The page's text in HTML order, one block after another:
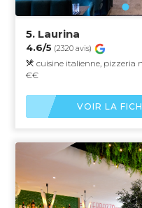
5. Laurina
4.6/5 (2320 avis)
cuisine italienne, pizzeria
€€
VOIR LA